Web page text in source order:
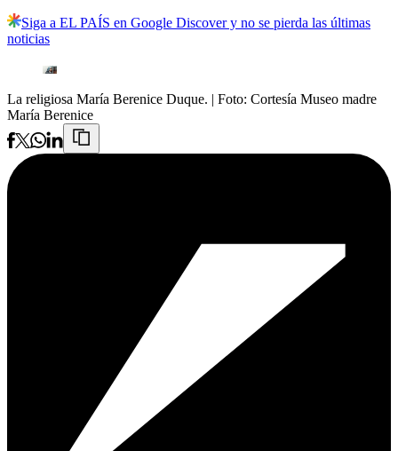
Siga a EL PAÍS en Google Discover y no se pierda las últimas
noticias
La religiosa María Berenice Duque. | Foto: Cortesía Museo madre
María Berenice